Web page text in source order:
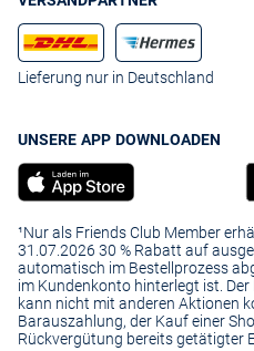
Lieferung nur in Deutschland
UNSERE APP DOWNLOADEN
¹Nur als Friends Club Member
31.07.2026 30 % Rabatt auf
automatisch im Bestellprozess
im Kundenkonto hinterlegt ist.
kann nicht mit anderen Aktionen
Barauszahlung, der Kauf einer
Rückvergütung bereits getätigter